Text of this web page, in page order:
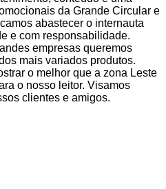
da Grande Circular e
abastecer o internauta
e com responsabilidade.
empresas queremos
mais variados produtos.
o melhor que a zona Leste
o nosso leitor. Visamos
clientes e amigos.